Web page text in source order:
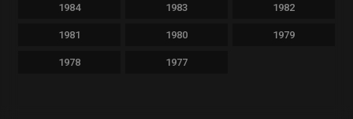
1984 1983 1982
1981 1980 1979
1978 1977